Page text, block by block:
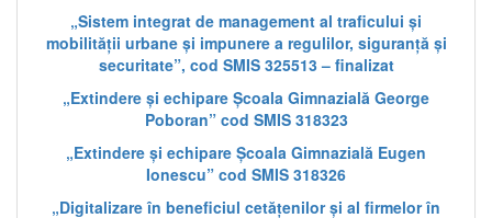
„Sistem integrat de management al traficului și
mobilității urbane și impunere a regulilor, siguranță și
securitate”, cod SMIS 325513 – finalizat
„Extindere și echipare Școala Gimnazială George
Poboran” cod SMIS 318323
„Extindere și echipare Școala Gimnazială Eugen
Ionescu” cod SMIS 318326
„Digitalizare în beneficiul cetățenilor și al firmelor în